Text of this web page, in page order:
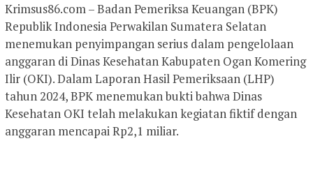
Krimsus86.com – Badan Pemeriksa Keuangan (BPK)
Republik Indonesia Perwakilan Sumatera Selatan
menemukan penyimpangan serius dalam pengelolaan
anggaran di Dinas Kesehatan Kabupaten Ogan Komering
Ilir (OKI). Dalam Laporan Hasil Pemeriksaan (LHP)
tahun 2024, BPK menemukan bukti bahwa Dinas
Kesehatan OKI telah melakukan kegiatan fiktif dengan
anggaran mencapai Rp2,1 miliar.